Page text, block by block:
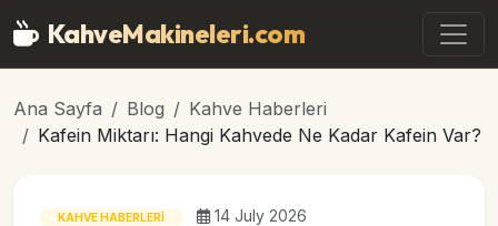
KahveMakineleri.com
Ana Sayfa Blog
Kahve Haberleri
Kafein Miktarı: Hangi Kahvede Ne Kadar Kafein Var?
KAHVE HABERLERI 14 July 2026